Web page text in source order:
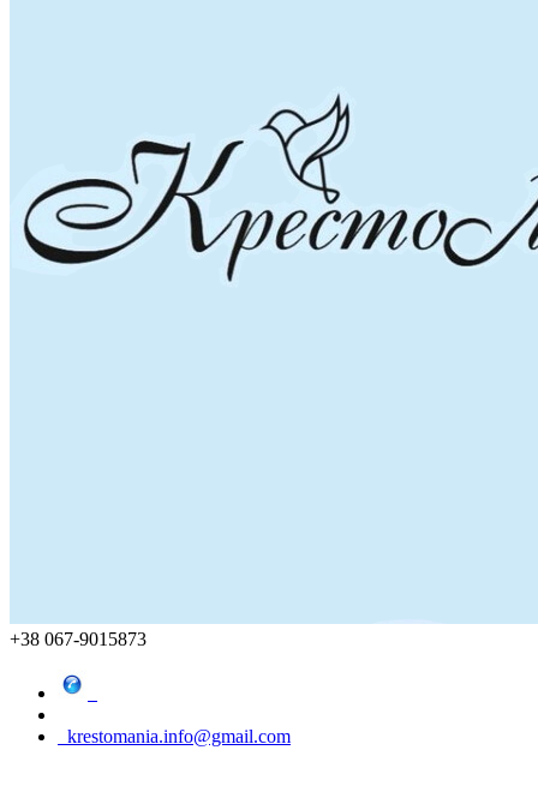
+38 067-9015873
krestomania.info@gmail.com